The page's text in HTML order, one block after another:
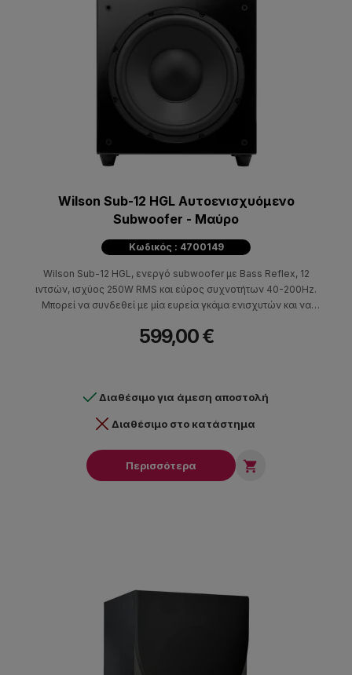
Wilson Sub-12 HGL Αυτοενισχυόμενο
Subwoofer - Μαύρο
Κωδικός : 4700149
Wilson Sub-12 HGL, ενεργό subwoofer με Bass Reflex, 12
ιντσών, ισχύος 250W RMS και εύρος συχνοτήτων 40-200Hz.
Μπορεί να συνδεθεί με μία ευρεία γκάμα ενισχυτών και να
599,00 €
Διαθέσιμο για άμεση αποστολή
Διαθέσιμο στο κατάστημα
Περισσότερα 